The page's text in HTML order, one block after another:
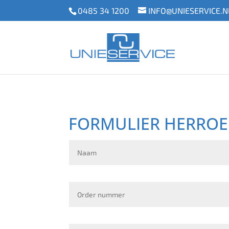
0485 34 1200
FORMULIER